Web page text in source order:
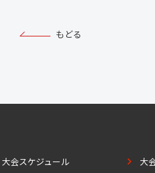
もどる
大会スケジュール
大